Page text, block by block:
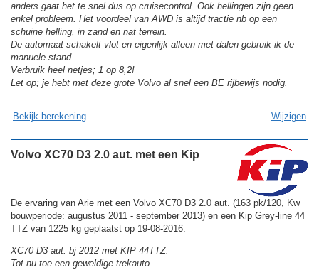
anders gaat het te snel dus op cruisecontrol. Ook hellingen zijn geen
enkel probleem. Het voordeel van AWD is altijd tractie nb op een
schuine helling, in zand en nat terrein.
De automaat schakelt vlot en eigenlijk alleen met dalen gebruik ik de
manuele stand.
Verbruik heel netjes; 1 op 8,2!
Let op; je hebt met deze grote Volvo al snel een BE rijbewijs nodig.
Bekijk berekening Wijzigen
Volvo XC70 D3 2.0 aut. met een Kip
De ervaring van Arie met een Volvo XC70 D3 2.0 aut. (163 pk/120, Kw
bouwperiode: augustus 2011 - september 2013) en een Kip Grey-line 44
TTZ van 1225 kg geplaatst op 19-08-2016:
XC70 D3 aut. bj 2012 met KIP 44TTZ.
Tot nu toe een geweldige trekauto.